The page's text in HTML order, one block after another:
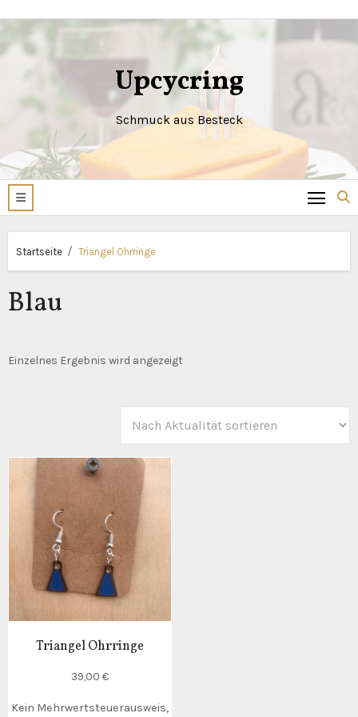
Inhalt
springen
Upcycring
Schmuck aus Besteck
Startseite Triangel Ohrringe
Blau
Einzelnes Ergebnis wird angezeigt
Triangel Ohrringe
39,00€
Kein Mehrwertsteuerausweis,